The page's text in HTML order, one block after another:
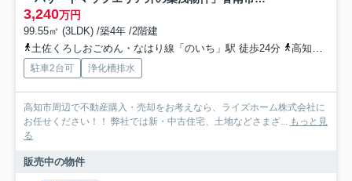
3,240万円
99.55㎡ (3LDK) /築4年 /2階建
土佐くろしおごめん・なはり線「のいち」駅 徒歩24分
高知県香南市「大日寺（高知県）」バス停下車 徒歩2分
駐車2台可 浄化槽排水
高知市周辺で不動産購入・売却をお考えなら、ライズホーム株式会社に
お任せください！！ 弊社では新・中古住宅、土地などさまざ... もっと見
る
販売中の物件